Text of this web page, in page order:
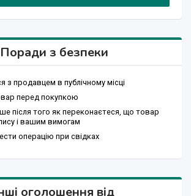
Поради з безпеки
з продавцем в публічному місці
перед покупкою
після того як переконаєтеся, що товар
і вашим вимогам
операцію при свідках
оголошення від